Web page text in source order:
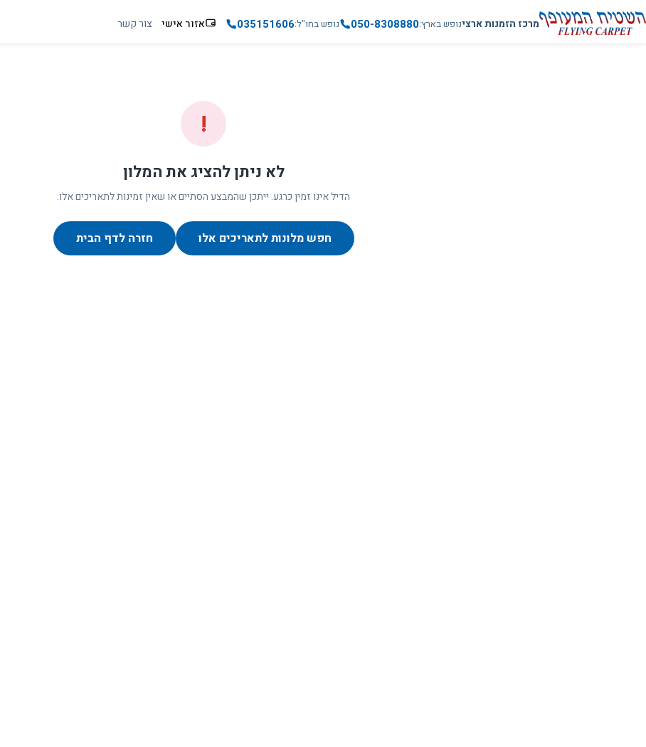
מרכז הזמנות ארצינופש בארץ050-8308880 נופש בחו"ל035151606 אזור אישי צור קשר
!
לא ניתן להציג את המלון
הדיל אינו זמין כרגע. ייתכן שהמבצע הסתיים או שאין זמינות לתאריכים אלו.
חפש מלונות לתאריכים אלו חזרה לדף הבית